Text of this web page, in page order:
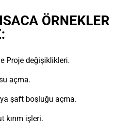
ÖRNEKLER
Proje değişiklikleri.
açma.
şaft boşluğu açma.
kırım işleri.